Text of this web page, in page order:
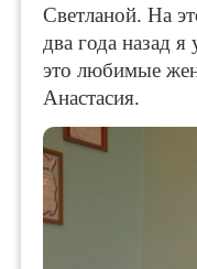
Светланой. На
два года назад
это любимые
Анастасия.